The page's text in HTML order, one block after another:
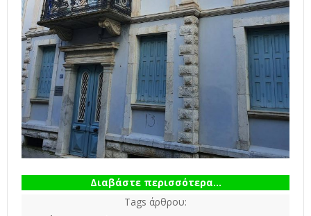
Διαβάστε περισσότερα...
Tags άρθρου: